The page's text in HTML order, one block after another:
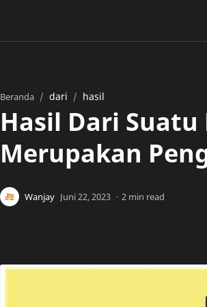
Beranda dari hasil
Hasil Dari
Merupakan
2 min read